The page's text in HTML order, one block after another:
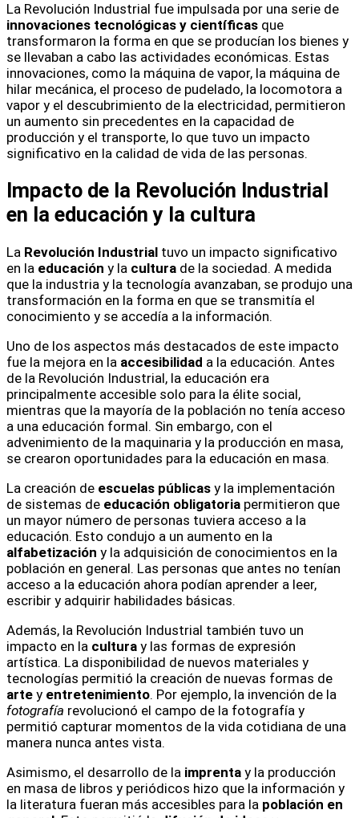
La Revolución Industrial fue impulsada por una serie de
innovaciones tecnológicas y científicas que
transformaron la forma en que se producían los bienes y
se llevaban a cabo las actividades económicas. Estas
innovaciones, como la máquina de vapor, la máquina de
hilar mecánica, el proceso de pudelado, la locomotora a
vapor y el descubrimiento de la electricidad, permitieron
un aumento sin precedentes en la capacidad de
producción y el transporte, lo que tuvo un impacto
significativo en la calidad de vida de las personas.
Impacto de la Revolución Industrial
en la educación y la cultura
La Revolución Industrial tuvo un impacto significativo
en la educación y la cultura de la sociedad. A medida
que la industria y la tecnología avanzaban, se produjo una
transformación en la forma en que se transmitía el
conocimiento y se accedía a la información.
Uno de los aspectos más destacados de este impacto
fue la mejora en la accesibilidad a la educación. Antes
de la Revolución Industrial, la educación era
principalmente accesible solo para la élite social,
mientras que la mayoría de la población no tenía acceso
a una educación formal. Sin embargo, con el
advenimiento de la maquinaria y la producción en masa,
se crearon oportunidades para la educación en masa.
La creación de escuelas públicas y la implementación
de sistemas de educación obligatoria permitieron que
un mayor número de personas tuviera acceso a la
educación. Esto condujo a un aumento en la
alfabetización y la adquisición de conocimientos en la
población en general. Las personas que antes no tenían
acceso a la educación ahora podían aprender a leer,
escribir y adquirir habilidades básicas.
Además, la Revolución Industrial también tuvo un
impacto en la cultura y las formas de expresión
artística. La disponibilidad de nuevos materiales y
tecnologías permitió la creación de nuevas formas de
arte y entretenimiento. Por ejemplo, la invención de la
fotografía revolucionó el campo de la fotografía y
permitió capturar momentos de la vida cotidiana de una
manera nunca antes vista.
Asimismo, el desarrollo de la imprenta y la producción
en masa de libros y periódicos hizo que la información y
la literatura fueran más accesibles para la población en